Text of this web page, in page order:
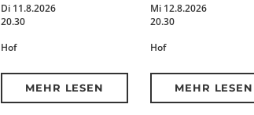
Di 11.8.2026
20.30
Hof
MEHR LESEN
Mi 12.8.2026
20.30
Hof
MEHR LESEN